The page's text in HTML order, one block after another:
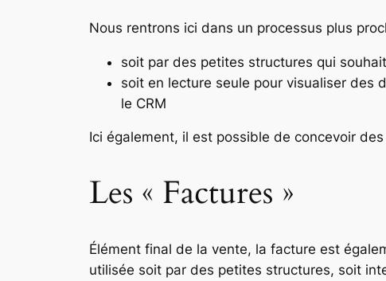
Nous rentrons ici dans un processus plus
soit par des petites structures qui
soit en lecture seule pour visualiser des
le CRM
Ici également, il est possible de concevoir
Les « Factures »
Élément final de la vente, la facture est
utilisée soit par des petites structures, soit